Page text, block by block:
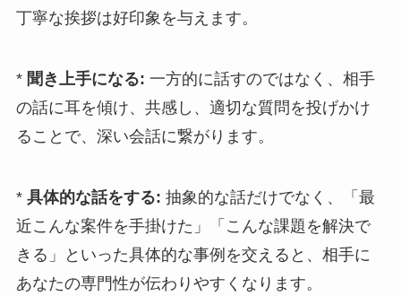
丁寧な挨拶は好印象を与えます。
* 聞き上手になる: 一方的に話すのではなく、相手
の話に耳を傾け、共感し、適切な質問を投げかけ
ることで、深い会話に繋がります。
* 具体的な話をする: 抽象的な話だけでなく、「最
近こんな案件を手掛けた」「こんな課題を解決で
きる」といった具体的な事例を交えると、相手に
あなたの専門性が伝わりやすくなります。